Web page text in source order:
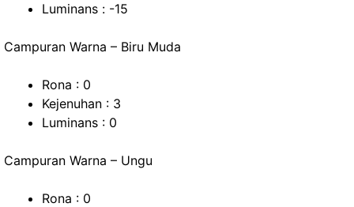
Luminans : -15
Campuran Warna – Biru Muda
Rona : 0
Kejenuhan : 3
Luminans : 0
Campuran Warna – Ungu
Rona : 0